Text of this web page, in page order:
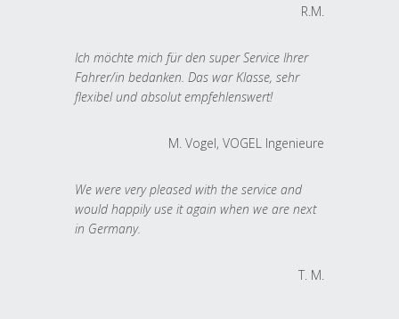
R.M.
Ich möchte mich für den super Service Ihrer
Fahrer/in bedanken. Das war Klasse, sehr
flexibel und absolut empfehlenswert!
M. Vogel, VOGEL Ingenieure
We were very pleased with the service and
would happily use it again when we are next
in Germany.
T. M.